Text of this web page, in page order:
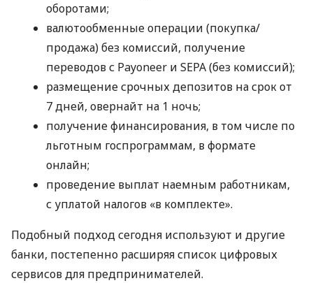
оборотами;
валютообменные операции (покупка/
продажа) без комиссий, получение
переводов с Payoneer и SEPA (без комиссий);
размещение срочных депозитов на срок от
7 дней, овернайт на 1 ночь;
получение финансирования, в том числе по
льготным госпрограммам, в формате
онлайн;
проведение выплат наемным работникам,
с уплатой налогов «в комплекте».
Подобный подход сегодня используют и другие
банки, постепенно расширяя список цифровых
сервисов для предпринимателей.